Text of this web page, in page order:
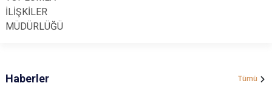
Haberler Tümü